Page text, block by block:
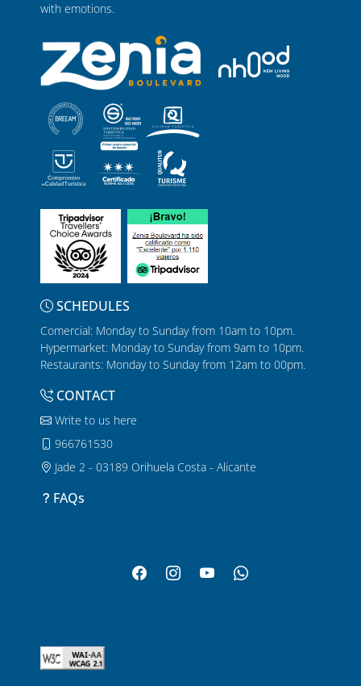
with emotions.
SCHEDULES
Comercial: Monday to Sunday from 10am to 10pm.
Hypermarket: Monday to Sunday from 9am to 10pm.
Restaurants: Monday to Sunday from 12am to 00pm.
CONTACT
Write to us here
966761530
Jade 2 - 03189 Orihuela Costa - Alicante
FAQs